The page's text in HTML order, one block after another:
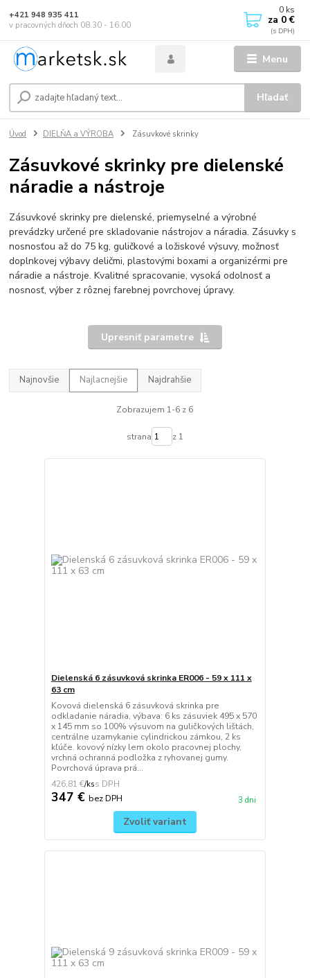
Menu
Hľadať
+421 948 935 411
v pracovných dňoch 08.30 - 16.00
0 ks
za 0 €
Úvod DIELŇA a VÝROBA Zásuvkové skrinky
Zásuvkové skrinky pre dielenské
náradie a nástroje
Zásuvkové skrinky pre dielenské, priemyselné a výrobné
prevádzky určené pre skladovanie nástrojov a náradia. Zásuvky s
nosnosťou až do 75 kg, guličkové a ložiskové výsuvy, možnosť
doplnkovej výbavy deličmi, plastovými boxami a organizérmi pre
náradie a nástroje. Kvalitné spracovanie, vysoká odolnosť a
nosnosť, výber z rôznej farebnej povrchovej úpravy.
Upresniť parametre
Najnovšie Najlacnejšie Najdrahšie
Zobrazujem 1-6 z 6
strana z 1
Dielenská 6 zásuvková skrinka ER006 - 59 x 111 x
63 cm
Kovová dielenská 6 zásuvková skrinka pre
odkladanie náradia, výbava: 6 ks zásuviek 495 x 570
x 145 mm so 100% výsuvom na guličkových lištách,
centrálne uzamykanie cylindrickou zámkou, 2 ks
kľúče. kovový nízky lem okolo pracovnej plochy,
vrchná ochranná podložka z ryhovanej gumy.
Povrchová úprava prá...
426,81 €/ks
347 € bez DPH 3 dni
Zvoliť variant